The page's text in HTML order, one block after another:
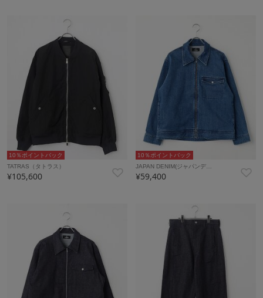
10％ポイントバック
TATRAS（タトラス）
¥105,600
10％ポイントバック
JAPAN DENIM(ジャパンデ…
¥59,400